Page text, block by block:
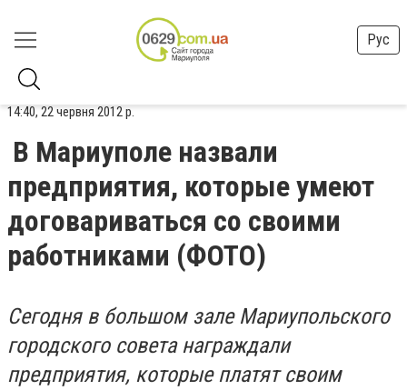
Рус
14:40, 22 червня 2012 р.
В Мариуполе назвали
предприятия, которые умеют
договариваться со своими
работниками (ФОТО)
Сегодня в большом зале Мариупольского
городского совета награждали
предприятия, которые платят своим